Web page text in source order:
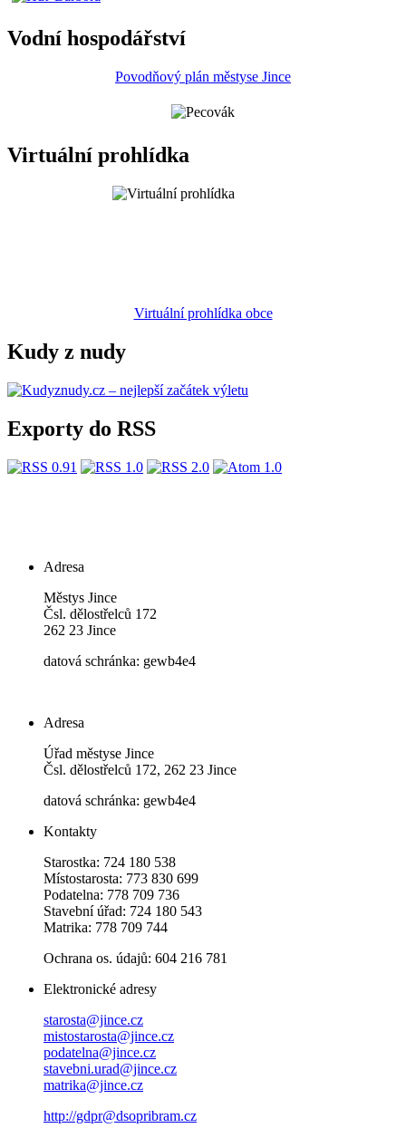
Vodní hospodářství
Povodňový plán městyse Jince
Virtuální prohlídka
Virtuální prohlídka obce
Kudy z nudy
Exporty do RSS
Adresa
Městys Jince
Čsl. dělostřelců 172
262 23 Jince
datová schránka: gewb4e4
Adresa
Úřad městyse Jince
Čsl. dělostřelců 172, 262 23 Jince
datová schránka: gewb4e4
Kontakty
Starostka: 724 180 538
Místostarosta: 773 830 699
Podatelna: 778 709 736
Stavební úřad: 724 180 543
Matrika: 778 709 744
Ochrana os. údajů: 604 216 781
Elektronické adresy
starosta@jince.cz
mistostarosta@jince.cz
podatelna@jince.cz
stavebni.urad@jince.cz
matrika@jince.cz
http://gdpr@dsopribram.cz